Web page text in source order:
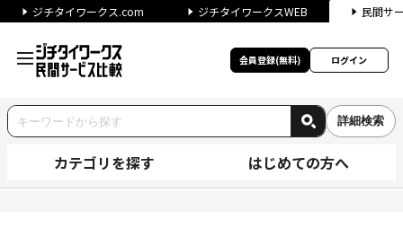
ジチタイワークス.com ジチタイワークスWEB 民間サ
会員登録(無料) ログイン
詳細検索
カテゴリを探す はじめての方へ